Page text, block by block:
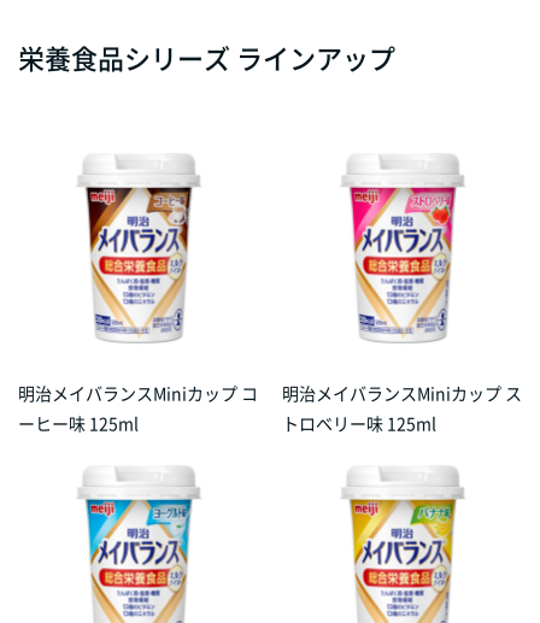
栄養食品シリーズ ラインアップ
明治メイバランスMiniカップ コ
ーヒー味 125ml
明治メイバランスMiniカップ ス
トロベリー味 125ml